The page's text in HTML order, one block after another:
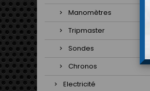
Manomètres
Tripmaster
Sondes
Chronos
Electricité